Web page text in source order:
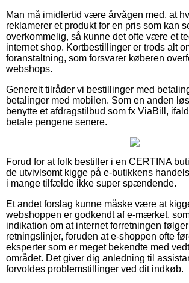
Man må imidlertid være årvågen med, at
reklamerer et produkt for en pris som kan
overkommelig, så kunne det ofte være et
internet shop. Kortbestillinger er trods alt
foranstaltning, som forsvarer køberen
webshops.
Generelt tilråder vi bestillinger med
betalinger med mobilen. Som en anden
benytte et afdragstilbud som fx ViaBill,
betale pengene senere.
Forud for at folk bestiller i en CERTINA
de utvivlsomt kigge på e-butikkens
i mange tilfælde ikke super spændende.
Et andet forslag kunne måske være at
webshoppen er godkendt af e-mærket,
indikation om at internet forretningen
retningslinjer, foruden at e-shoppen ofte
eksperter som er meget bekendte med
området. Det giver dig anledning til
forvoldes problemstillinger ved dit indkøb.